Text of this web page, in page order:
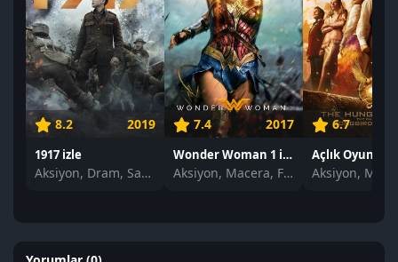
8.2 2019
1917 izle
Aksiyon, Dram, Savaş
7.4 2017
Wonder Woman 1 izle
Aksiyon, Macera, Fantastik
6.7